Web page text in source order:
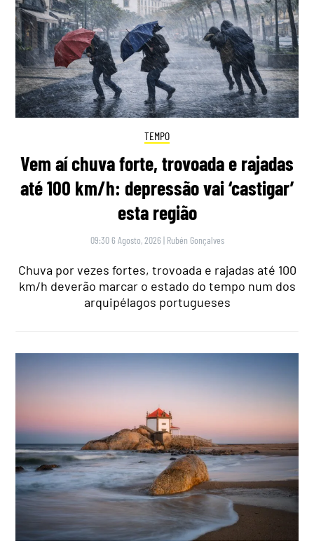
TEMPO
Vem aí chuva forte, trovoada e rajadas
até 100 km/h: depressão vai ‘castigar’
esta região
09:30 6 Agosto, 2026 | Rubén Gonçalves
Chuva por vezes fortes, trovoada e rajadas até 100
km/h deverão marcar o estado do tempo num dos
arquipélagos portugueses